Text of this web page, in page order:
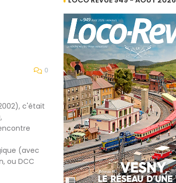
0
c'était
(avec
ou DCC